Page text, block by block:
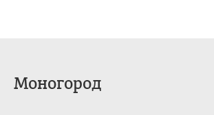
Моногород